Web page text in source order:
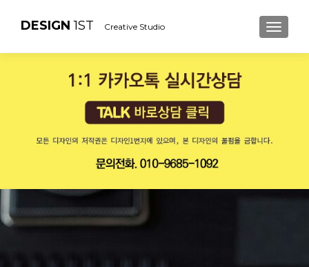
내비게
DESIGN 1ST Creative Studio